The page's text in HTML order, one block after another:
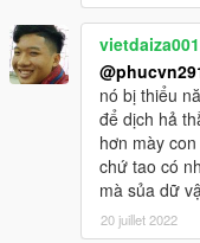
vietdaiza001
nó bị thiểu
để dịch hả
hơn mày
chứ tao có
mà sủa dữ
20 juillet 2022